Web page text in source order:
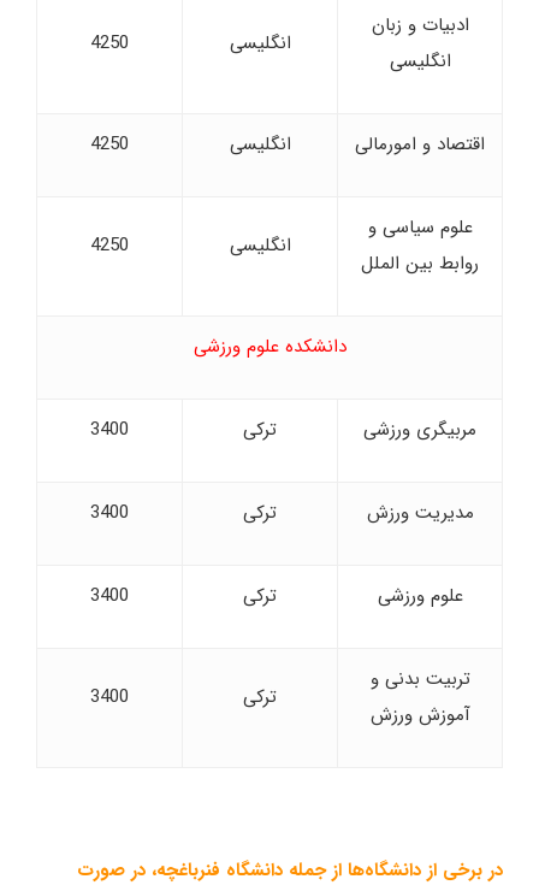
4250 انگلیسی
ادبیات و زبان
انگلیسی
4250 انگلیسی اقتصاد و امورمالی
4250 انگلیسی
علوم سیاسی و
روابط بین الملل
دانشکده علوم ورزشی
3400 ترکی مربیگری ورزشی
3400 ترکی مدیریت ورزش
3400 ترکی علوم ورزشی
3400 ترکی
تربیت بدنی و
آموزش ورزش
در برخی از دانشگاه‌ها از جمله دانشگاه فنرباغچه، در صورت